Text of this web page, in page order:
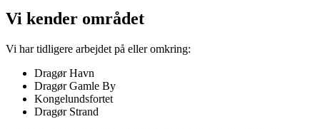
Vi kender området
Vi har tidligere arbejdet på eller omkring:
Dragør Havn
Dragør Gamle By
Kongelundsfortet
Dragør Strand